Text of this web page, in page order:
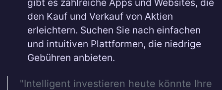
gibt es zahlreiche Apps und Websites, die
den Kauf und Verkauf von Aktien
erleichtern. Suchen Sie nach einfachen
und intuitiven Plattformen, die niedrige
Gebühren anbieten.
"Intelligent investieren heute könnte Ihre